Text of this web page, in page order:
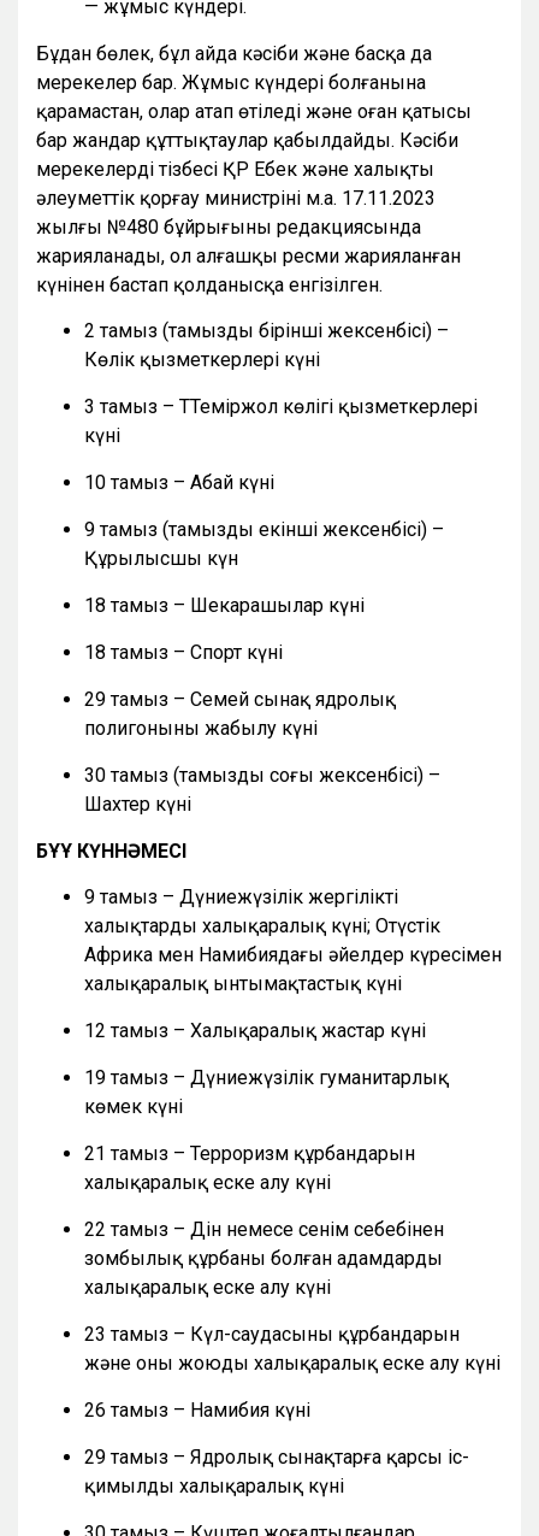
— жұмыс күндері.
Бұдан бөлек, бұл айда кәсіби және басқа да
мерекелер бар. Жұмыс күндері болғанына
қарамастан, олар атап өтіледі және оған қатысы
бар жандар құттықтаулар қабылдайды. Кәсіби
мерекелердің тізбесі ҚР Еңбек және халықты
әлеуметтік қорғау министрінің м.а. 17.11.2023
жылғы №480 бұйрығының редакциясында
жарияланады, ол алғашқы ресми жарияланған
күнінен бастап қолданысқа енгізілген.
2 тамыз (тамыздың бірінші жексенбісі) –
Көлік қызметкерлері күні
3 тамыз – ТТеміржол көлігі қызметкерлері
күні
10 тамыз – Абай күні
9 тамыз (тамыздың екінші жексенбісі) –
Құрылысшы күн
18 тамыз – Шекарашылар күні
18 тамыз – Спорт күні
29 тамыз – Семей сынақ ядролық
полигонының жабылу күні
30 тамыз (тамыздың соңғы жексенбісі) –
Шахтер күні
БҰҰ КҮННӘМЕСІ
9 тамыз – Дүниежүзілік жергілікті
халықтардың халықаралық күні; Оңтүстік
Африка мен Намибиядағы әйелдер күресімен
халықаралық ынтымақтастық күні
12 тамыз – Халықаралық жастар күні
19 тамыз – Дүниежүзілік гуманитарлық
көмек күні
21 тамыз – Терроризм құрбандарын
халықаралық еске алу күні
22 тамыз – Дін немесе сенім себебінен
зомбылық құрбаны болған адамдарды
халықаралық еске алу күні
23 тамыз – Күл-саудасының құрбандарын
және оны жоюды халықаралық еске алу күні
26 тамыз – Намибия күні
29 тамыз – Ядролық сынақтарға қарсы іс-
қимылдың халықаралық күні